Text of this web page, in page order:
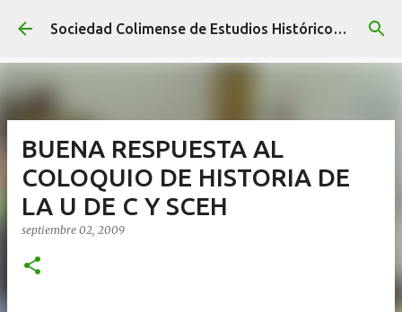
Ir al contenido principal Sociedad Colimense de Estudios Históricos A. C.
BUENA RESPUESTA AL
COLOQUIO DE HISTORIA DE
LA U DE C Y SCEH
septiembre 02, 2009